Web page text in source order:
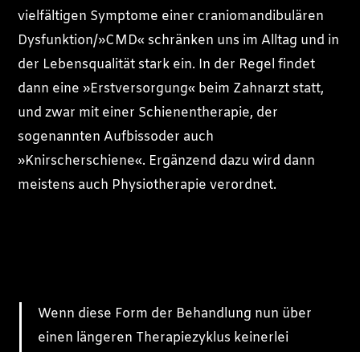
vielfältigen Symptome einer craniomandibulären
Dysfunktion/»CMD« schränken uns im Alltag und in
der Lebensqualität stark ein. In der Regel findet
dann eine »Erstversorgung« beim Zahnarzt statt,
und zwar mit einer Schienentherapie, der
sogenannten Aufbissoder auch
»Knirscherschiene«. Ergänzend dazu wird dann
meistens auch Physiotherapie verordnet.
Wenn diese Form der Behandlung nun über
einen längeren Therapiezyklus keinerlei